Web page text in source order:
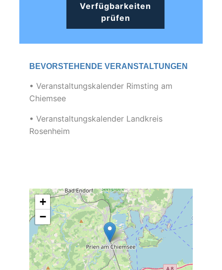
Verfügbarkeiten
prüfen
BEVORSTEHENDE VERANSTALTUNGEN
• Veranstaltungskalender Rimsting am
Chiemsee
• Veranstaltungskalender Landkreis
Rosenheim
+
−